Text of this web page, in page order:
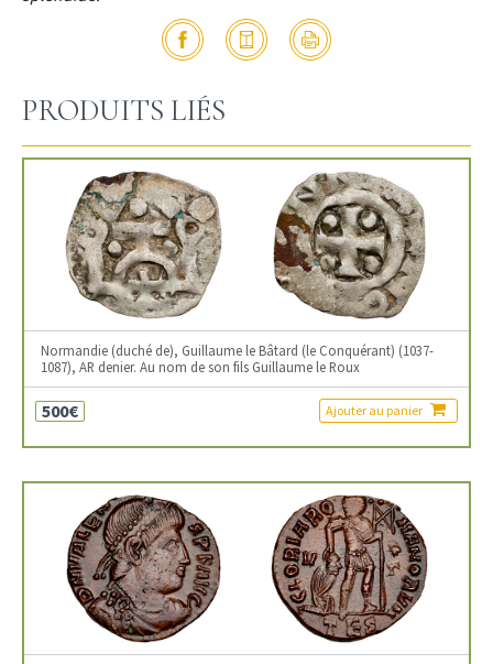
PRODUITS LIÉS
Normandie (duché de), Guillaume le Bâtard (le Conquérant) (1037-
1087), AR denier. Au nom de son fils Guillaume le Roux
500€ Ajouter au panier